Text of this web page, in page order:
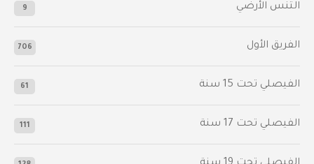
التنس الأرضي 9
الفريق الأول 706
الفيصلي‬⁩ تحت 15 سنة 61
‫الفيصلي‬⁩ تحت 17 سنة 111